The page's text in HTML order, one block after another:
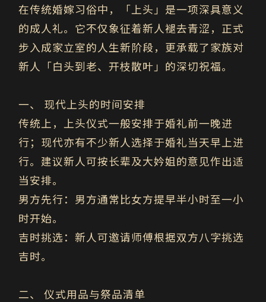
在传统婚嫁习俗中，「上头」是一项深具意义
的成人礼。它不仅象征着新人褪去青涩，正式
步入成家立室的人生新阶段，更承载了家族对
新人「白头到老、开枝散叶」的深切祝福。
一、
现代上头的时间安排
传统上，上头仪式一般安排于婚礼前一晚进
行；现代亦有不少新人选择于婚礼当天早上进
行。建议新人可按长辈及大妗姐的意见作出适
当安排。
男方先行：男方通常比女方提早半小时至一小
时开始。
吉时挑选：新人可邀请师傅根据双方八字挑选
吉时。
二、
仪式用品与祭品清单